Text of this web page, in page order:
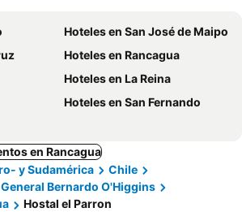
Hoteles en San José de Maipo
Hoteles en Rancagua
Hoteles en La Reina
Hoteles en San Fernando
en Rancagua
y Sudamérica
Chile
Bernardo O'Higgins
Hostal el Parron